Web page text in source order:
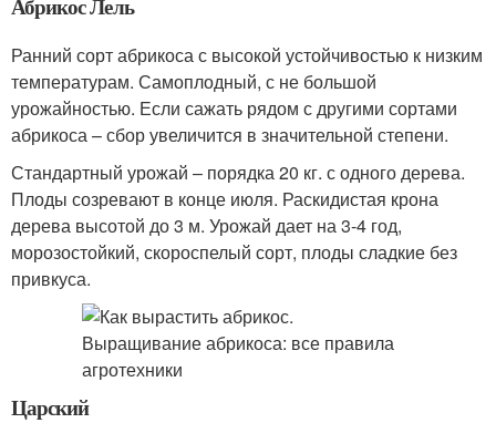
Абрикос Лель
Ранний сорт абрикоса с высокой устойчивостью к низким
температурам. Самоплодный, с не большой
урожайностью. Если сажать рядом с другими сортами
абрикоса – сбор увеличится в значительной степени.
Стандартный урожай – порядка 20 кг. с одного дерева.
Плоды созревают в конце июля. Раскидистая крона
дерева высотой до 3 м. Урожай дает на 3-4 год,
морозостойкий, скороспелый сорт, плоды сладкие без
привкуса.
Царский